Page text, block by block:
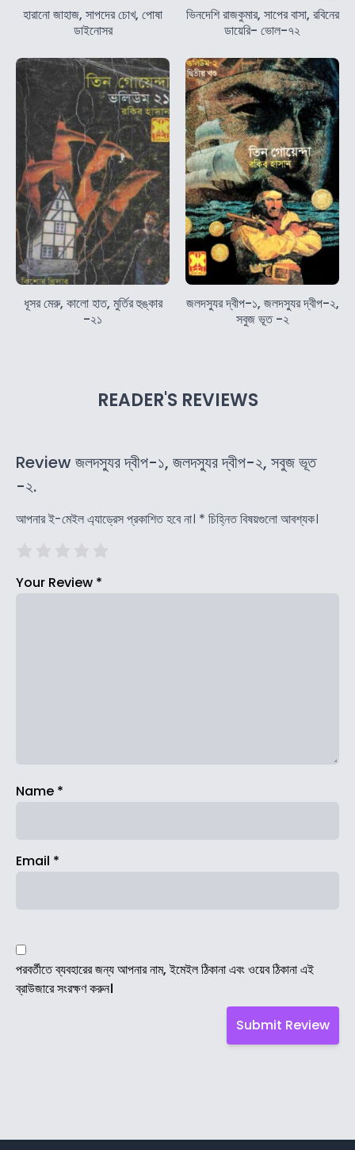
হারানো জাহাজ, সাপদের চোখ, পোষা
ডাইনোসর
ভিনদেশি রাজকুমার, সাপের বাসা, রবিনের
ডায়েরি- ভোল-৭২
ধূসর মেরু, কালো হাত, মুর্তির হুঙ্কার
-২১
জলদস্যুর দ্বীপ-১, জলদস্যুর দ্বীপ-২,
সবুজ ভূত -২
READER'S REVIEWS
Review জলদস্যুর দ্বীপ-১, জলদস্যুর দ্বীপ-২, সবুজ ভূত
-২.
আপনার ই-মেইল এ্যাড্রেস প্রকাশিত হবে না। * চিহ্নিত বিষয়গুলো আবশ্যক।
Your Review *
Name *
Email *
পরবর্তীতে ব্যবহারের জন্য আপনার নাম, ইমেইল ঠিকানা এবং ওয়েব ঠিকানা এই
ব্রাউজারে সংরক্ষণ করুন।